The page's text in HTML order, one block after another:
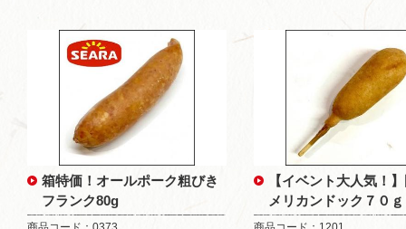
箱特価！オールポーク粗びき
フランク80g
【イベント大人気！
メリカンドック７０ｇ